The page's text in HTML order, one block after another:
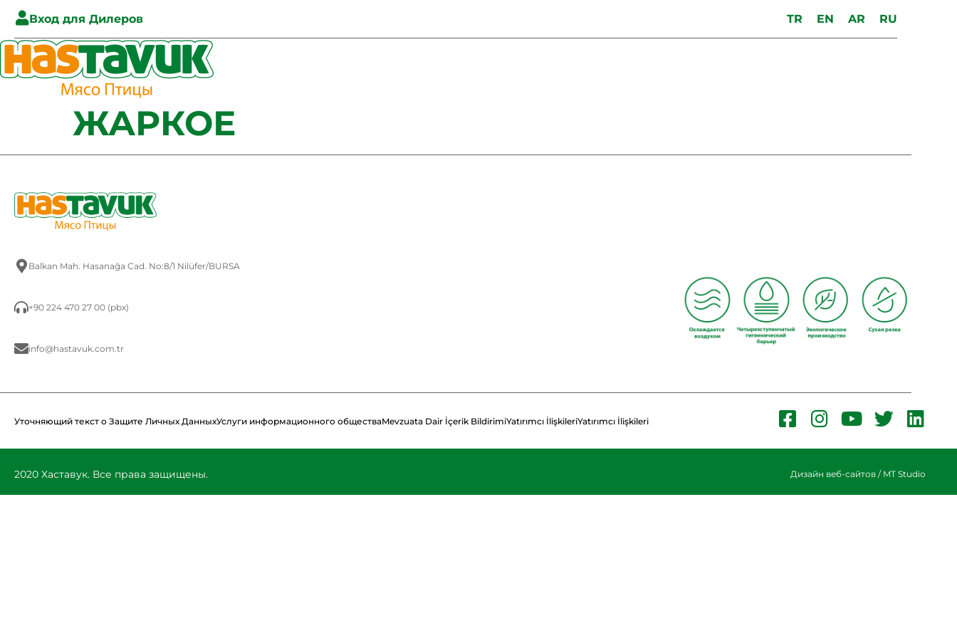
Вход для Дилеров TR EN AR RU
ЖАРКОЕ
Balkan Mah. Hasanağa Cad. No:8/1 Nilüfer/BURSA
+90 224 470 27 00 (pbx)
info@hastavuk.com.tr
Уточняющий текст о Защите Личных ДанныхУслуги информационного обществаMevzuata Dair İçerik BildirimiYatırımcı İlişkileriYatırımcı İlişkileri
2020 Хаставук. Все права защищены. Дизайн веб-сайтов / MT Studio